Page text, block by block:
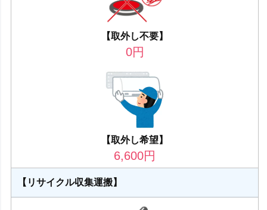
【取外し不要】
0円
【取外し希望】
6,600円
【リサイクル収集運搬】